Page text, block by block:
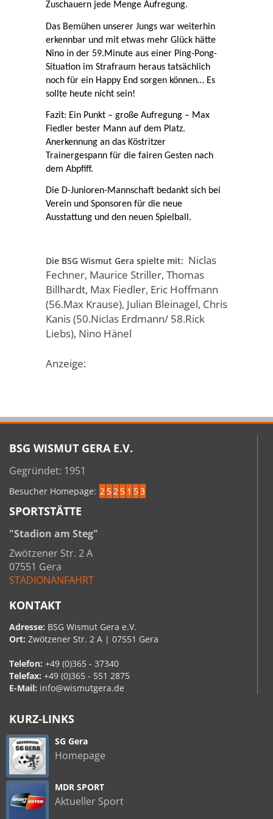
Zuschauern jede Menge Aufregung.
Das Bemühen unserer Jungs war weiterhin
erkennbar und mit etwas mehr Glück hätte
Nino in der 59.Minute aus einer Ping-Pong-
Situation im Strafraum heraus tatsächlich
noch für ein Happy End sorgen können… Es
sollte heute nicht sein!
Fazit: Ein Punkt – große Aufregung – Max
Fiedler bester Mann auf dem Platz.
Anerkennung an das Köstritzer
Trainergespann für die fairen Gesten nach
dem Abpfiff.
Die D-Junioren-Mannschaft bedankt sich bei
Verein und Sponsoren für die neue
Ausstattung und den neuen Spielball.
Die BSG Wismut Gera spielte mit: Niclas
Fechner, Maurice Striller, Thomas
Billhardt, Max Fiedler, Eric Hoffmann
(56.Max Krause), Julian Bleinagel, Chris
Kanis (50.Niclas Erdmann/ 58.Rick
Liebs), Nino Hänel
Anzeige:
BSG WISMUT GERA E.V.
Gegründet: 1951
Besucher Homepage: 2 52 5 1 53
SPORTSTÄTTE
"Stadion am Steg"
Zwötzener Str. 2 A
07551 Gera
STADIONANFAHRT
KONTAKT
Adresse: BSG Wismut Gera e.V.
Ort: Zwötzener Str. 2 A | 07551 Gera
Telefon: +49 (0)365 - 37340
Telefax: +49 (0)365 - 551 2875
E-Mail: info@wismutgera.de
KURZ-LINKS
SG Gera
Homepage
MDR SPORT
Aktueller Sport